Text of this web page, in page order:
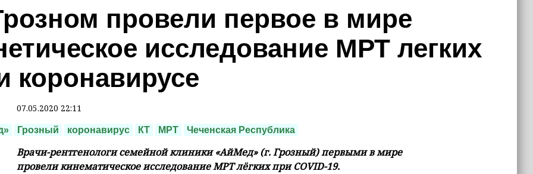
провели первое в мире
исследование МРТ легких
коронавирусе
07.05.2020 22:11
Грозный коронавирус КТ МРТ Чеченская Республика
Врачи-рентгенологи семейной клиники «АйМед» (г. Грозный) первыми в мире
провели кинематическое исследование МРТ лёгких при COVID-19.